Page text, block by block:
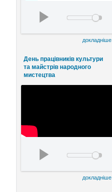
докладніше
День працівників культури
та майстрів народного
мистецтва
докладніше